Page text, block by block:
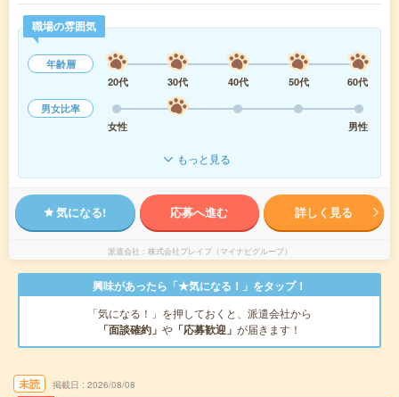
職場の雰囲気
年齢層
20代
30代 40代 50代
60代
男女比率
女性
男性
もっと見る
気になる! 応募へ進む 詳しく見る
派遣会社 株式会社ブレイブ（マイナビグループ）
興味があったら「★気になる！」をタップ！
「気になる！」を押しておくと、派遣会社から
「面談確約」 や 「応募歓迎」 が届きます！
未読 掲載日 2026/08/08